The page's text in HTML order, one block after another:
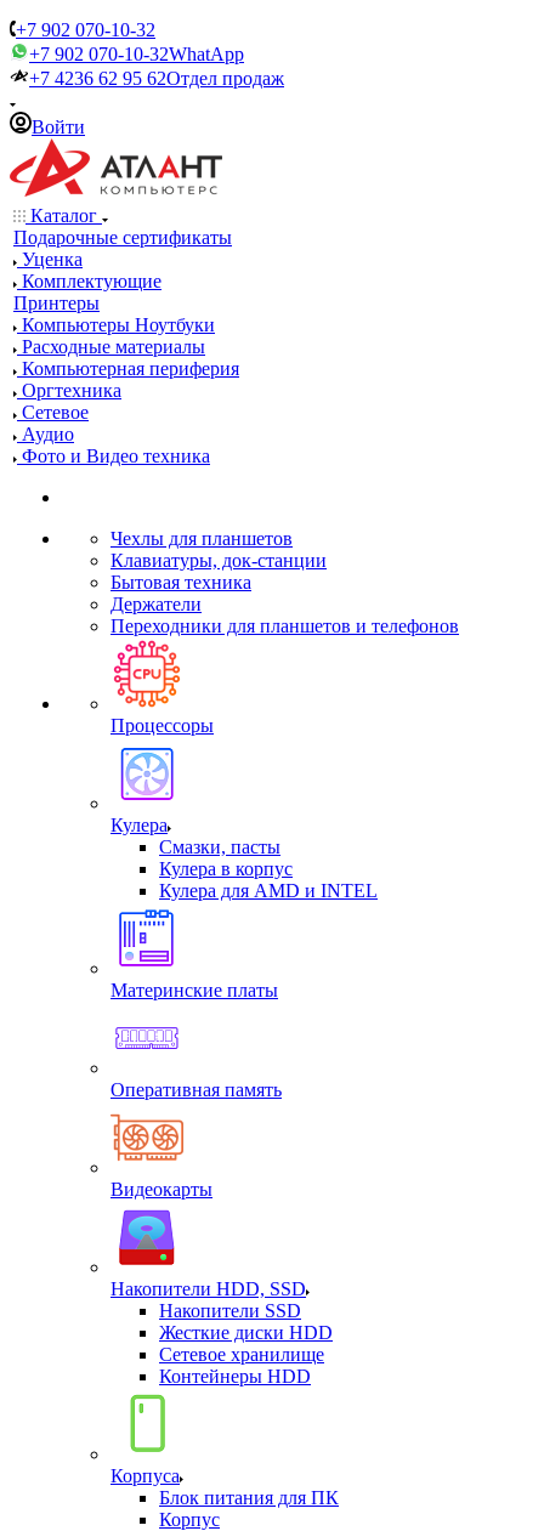
+7 902 070-10-32
+7 902 070-10-32WhatApp
+7 4236 62 95 62Отдел продаж
Войти
Каталог
Подарочные сертификаты
Уценка
Комплектующие
Принтеры
Компьютеры Ноутбуки
Расходные материалы
Компьютерная периферия
Оргтехника
Сетевое
Аудио
Фото и Видео техника
Чехлы для планшетов
Клавиатуры, док-станции
Бытовая техника
Держатели
Переходники для планшетов и телефонов
Процессоры
Кулера
Смазки, пасты
Кулера в корпус
Кулера для AMD и INTEL
Материнские платы
Оперативная память
Видеокарты
Накопители HDD, SSD
Накопители SSD
Жесткие диски HDD
Сетевое хранилище
Контейнеры HDD
Корпуса
Блок питания для ПК
Корпус